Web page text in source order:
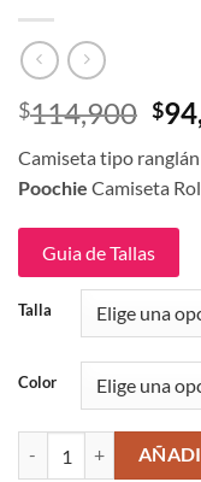
$114,900 El
era:
$
Camiseta tipo
Poochie Camiseta
Guia de Tallas
Talla
Color
Itchy y Scratchy y